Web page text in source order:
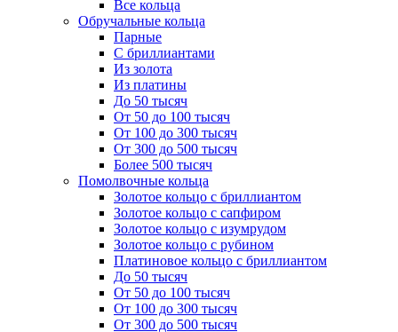
Все кольца
Обручальные кольца
Парные
С бриллиантами
Из золота
Из платины
До 50 тысяч
От 50 до 100 тысяч
От 100 до 300 тысяч
От 300 до 500 тысяч
Более 500 тысяч
Помолвочные кольца
Золотое кольцо с бриллиантом
Золотое кольцо с сапфиром
Золотое кольцо с изумрудом
Золотое кольцо с рубином
Платиновое кольцо с бриллиантом
До 50 тысяч
От 50 до 100 тысяч
От 100 до 300 тысяч
От 300 до 500 тысяч